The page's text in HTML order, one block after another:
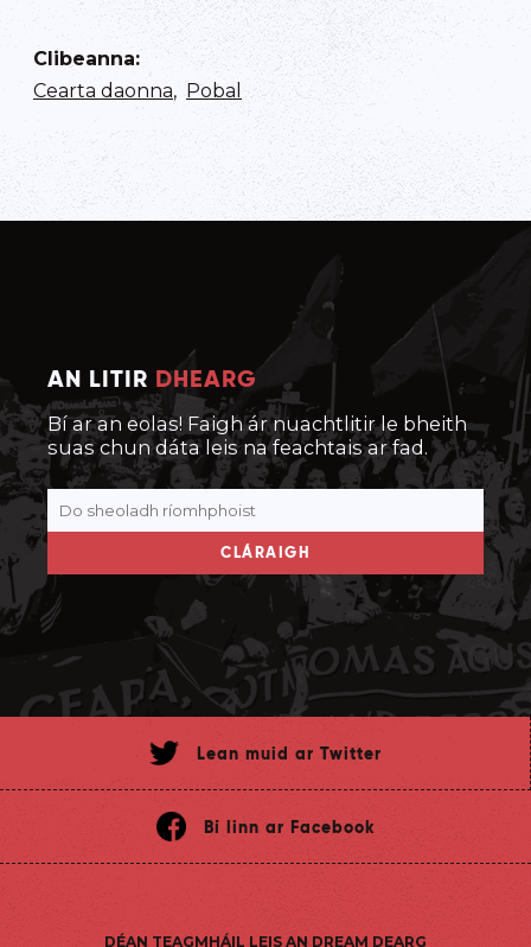
Clibeanna:
Cearta daonna, Pobal
AN LITIR DHEARG
Bí ar an eolas! Faigh ár nuachtlitir le bheith
suas chun dáta leis na feachtais ar fad.
CLÁRAIGH
Lean muid ar Twitter
Bí linn ar Facebook
DÉAN TEAGMHÁIL LEIS AN DREAM DEARG